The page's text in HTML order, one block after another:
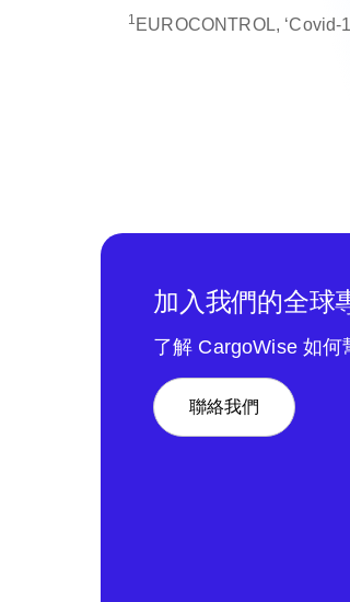
1 EUROCONTROL,
加入我們的全球
了解 CargoWise 如何
聯絡我們